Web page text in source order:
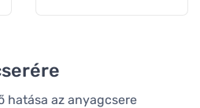
hatása az anyagcsere